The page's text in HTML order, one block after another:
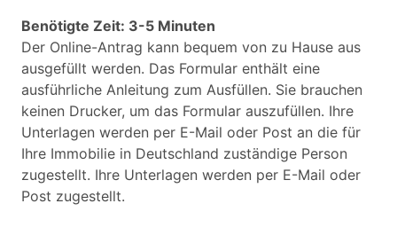
Benötigte Zeit: 3-5 Minuten
Der Online-Antrag kann bequem von zu Hause aus
ausgefüllt werden. Das Formular enthält eine
ausführliche Anleitung zum Ausfüllen. Sie brauchen
keinen Drucker, um das Formular auszufüllen. Ihre
Unterlagen werden per E-Mail oder Post an die für
Ihre Immobilie in Deutschland zuständige Person
zugestellt. Ihre Unterlagen werden per E-Mail oder
Post zugestellt.